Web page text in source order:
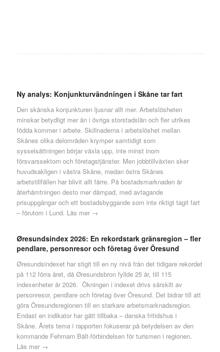
Ny analys: Konjunkturvändningen i Skåne tar fart
Den skånska konjunkturen ljusnar allt mer. Arbetslösheten
minskar betydligt mer än i övriga storstadslän och fler utrikes
födda kommer i arbete. Skillnaderna i arbetslöshet mellan
Skånes olika delområden krymper samtidigt som
sysselsättningen börjar växla upp, inte minst inom
försvarssektorn och företagstjänster. Men jobbtillväxten sker
huvudsakligen i västra Skåne, medan östra Skånes
arbetstillfällen har blivit allt färre. På bostadsmarknaden är
återhämtningen desto mer dämpad, med avtagande
prisuppgångar och ett bostadsbyggande som inte riktigt tagit fart
– förutom i Lund. Läs mer →
Øresundsindex 2026: En rekordstark gränsregion – fler
pendlare, personresor och företag över Öresund
Øresundsindexet har stigit till en ny nivå från det tidigare rekordet
på 112 förra året, då Øresundsbron fyllde 25 år, till 115
indexenheter år 2026. Ökningen i indexet drivs särskilt av
personresor, pendlare och företag över Öresund. Det bidrar till att
göra Öresundsregionen till en starkare arbetsmarknadsregion.
Endast en indikator har gått tillbaka – danska fritidshus i
Skåne. Årets tema i rapporten fokuserar på betydelsen av den
kommande Fehmarn Bält-förbindelsen för turismen i regionen.
Läs mer →